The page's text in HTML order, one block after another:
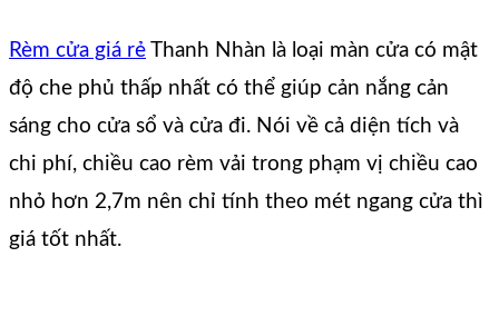
Rèm cửa giá rẻ Thanh Nhàn là loại màn cửa có mật
độ che phủ thấp nhất có thể giúp cản nắng cản
sáng cho cửa sổ và cửa đi. Nói về cả diện tích và
chi phí, chiều cao rèm vải trong phạm vị chiều cao
nhỏ hơn 2,7m nên chỉ tính theo mét ngang cửa thì
giá tốt nhất.